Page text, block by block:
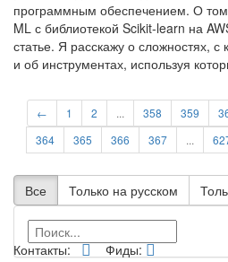
программным обеспечением. О
ML с библиотекой Scikit-learn на
статье. Я расскажу о сложностях,
и об инструментах, используя
← 1 2 ... 358 359
364
365 366 367 ...
Все Только на русском
Контакты:
Фиды: